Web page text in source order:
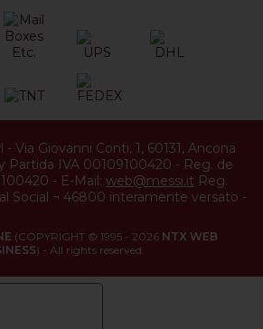
- Via Giovanni Conti, 1, 60131, Ancona
Partida IVA 00109100420 - Reg. de
- E-Mail: web@messi.it Reg.
Social ¬ 46800 interamente versato -
(COPYRIGHT © 1995 - 2026 NTX WEB
) - All rights reserved.